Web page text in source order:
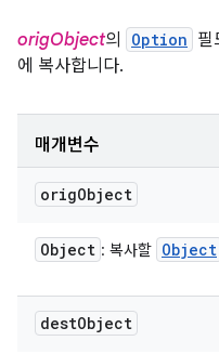
origObject의 Option 필
에 복사합니다.
매개변수
origObject
Object : 복사할 Object
destObject